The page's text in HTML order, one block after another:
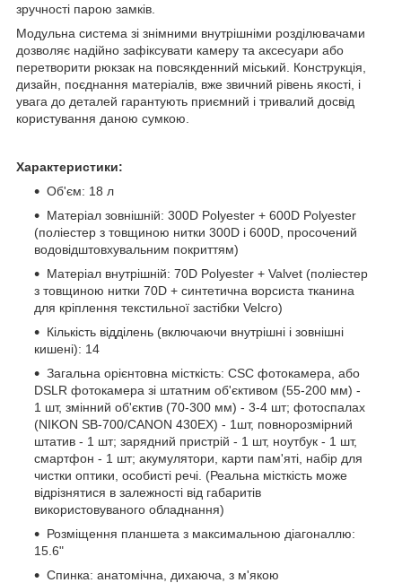
зручності парою замків.
Модульна система зі знімними внутрішніми розділювачами
дозволяє надійно зафіксувати камеру та аксесуари або
перетворити рюкзак на повсякденний міський. Конструкція,
дизайн, поєднання матеріалів, вже звичний рівень якості, і
увага до деталей гарантують приємний і тривалий досвід
користування даною сумкою.
Характеристики:
Об'єм: 18 л
Матеріал зовнішній: 300D Polyester + 600D Polyester
(поліестер з товщиною нитки 300D і 600D, просочений
водовідштовхувальним покриттям)
Матеріал внутрішній: 70D Polyester + Valvet (поліестер
з товщиною нитки 70D + синтетична ворсиста тканина
для кріплення текстильної застібки Velcro)
Кількість відділень (включаючи внутрішні і зовнішні
кишені): 14
Загальна орієнтовна місткість: CSC фотокамера, або
DSLR фотокамера зі штатним об'єктивом (55-200 мм) -
1 шт, змінний об'єктив (70-300 мм) - 3-4 шт; фотоспалах
(NIKON SB-700/CANON 430EX) - 1шт, повнорозмірний
штатив - 1 шт; зарядний пристрій - 1 шт, ноутбук - 1 шт,
смартфон - 1 шт; акумулятори, карти пам'яті, набір для
чистки оптики, особисті речі. (Реальна місткість може
відрізнятися в залежності від габаритів
використовуваного обладнання)
Розміщення планшета з максимальною діагоналлю:
15.6"
Спинка: анатомічна, дихаюча, з м'якою